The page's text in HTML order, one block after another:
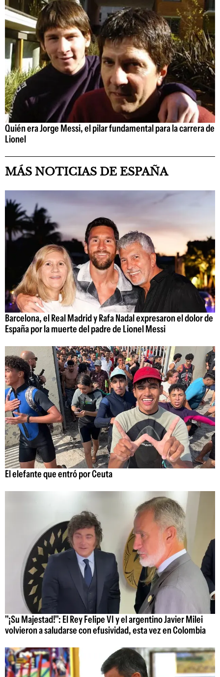
Quién era Jorge Messi, el pilar fundamental para la carrera de
Lionel
MÁS NOTICIAS DE ESPAÑA
Barcelona, el Real Madrid y Rafa Nadal expresaron el dolor de
España por la muerte del padre de Lionel Messi
El elefante que entró por Ceuta
"¡Su Majestad!": El Rey Felipe VI y el argentino Javier Milei
volvieron a saludarse con efusividad, esta vez en Colombia